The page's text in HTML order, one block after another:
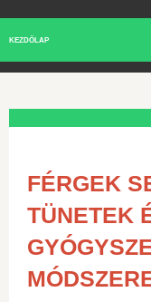
KEZDŐLAP
FÉRGEK
TÜNETEK